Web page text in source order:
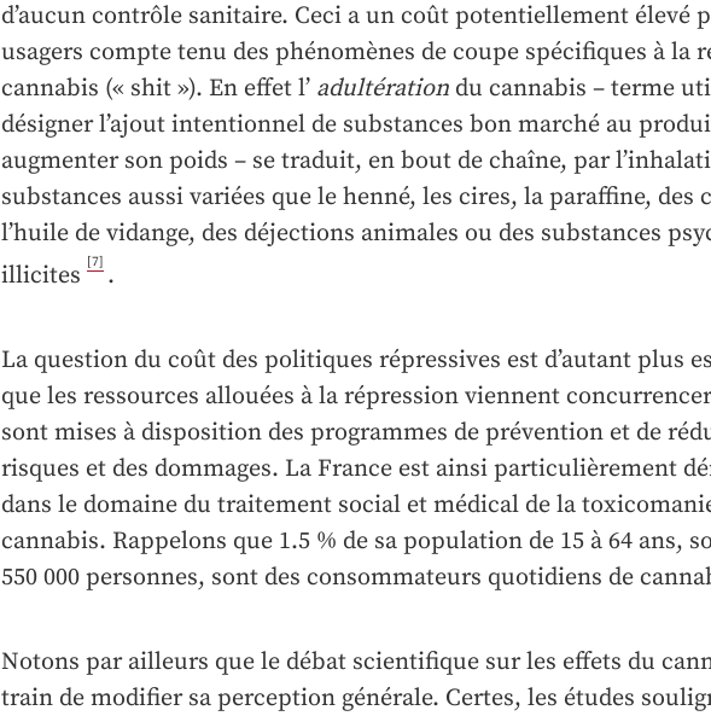
d’aucun contrôle sanitaire. Ceci a un coût potentiellement élevé
usagers compte tenu des phénomènes de coupe spécifiques à la
cannabis (« shit »). En effet l’ adultération du cannabis – terme
désigner l’ajout intentionnel de substances bon marché au
augmenter son poids – se traduit, en bout de chaîne, par
substances aussi variées que le henné, les cires, la paraffine, des
l’huile de vidange, des déjections animales ou des substances
illicites [7] .
La question du coût des politiques répressives est d’autant plus
que les ressources allouées à la répression viennent
sont mises à disposition des programmes de prévention et de
risques et des dommages. La France est ainsi particulièrement
dans le domaine du traitement social et médical de la
cannabis. Rappelons que 1.5 % de sa population de 15 à 64 ans,
550 000 personnes, sont des consommateurs quotidiens de
Notons par ailleurs que le débat scientifique sur les effets du
train de modifier sa perception générale. Certes, les études